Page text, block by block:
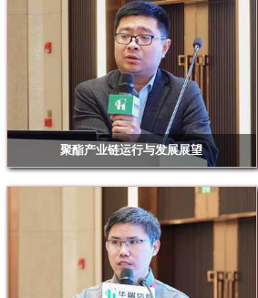
恒泰（上海）国际贸易有限公司
华瑞
华泰长城国际贸易有限公司
环球乙二醇（亚太）有限公司
嘉悦物产集团有限公司
江苏柏跃供应链管理有限公司
江苏大昌燃气设备有限公司
江苏虹港石化有限公司
江苏汇恩贸易有限公司
江苏龙蟠新材料科技有限公司
聚酯产业链运行与发展展望
华瑞信息资深分析师倪国苗